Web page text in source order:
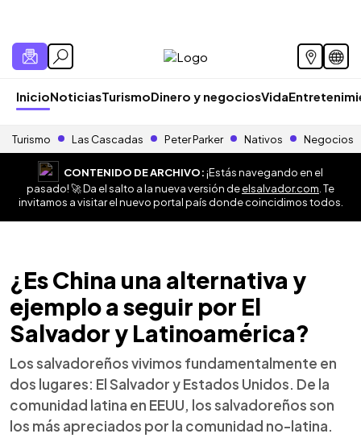
InicioNoticiasTurismoDinero y negociosVida
Turismo Las Cascadas Peter Parker Nativos Negocios
CONTENIDO DE ARCHIVO:¡Estás navegando en el
pasado! 🚀 Da el salto a la nueva versión deelsalvador.com . Te
invitamos a visitar el nuevo portal país donde coincidimos todos.
¿Es China una alternativa y
ejemplo a seguir por El
Salvador y Latinoamérica?
Los salvadoreños vivimos fundamentalmente en
dos lugares: El Salvador y Estados Unidos. De la
comunidad latina en EEUU, los salvadoreños son
los más apreciados por la comunidad no-latina.